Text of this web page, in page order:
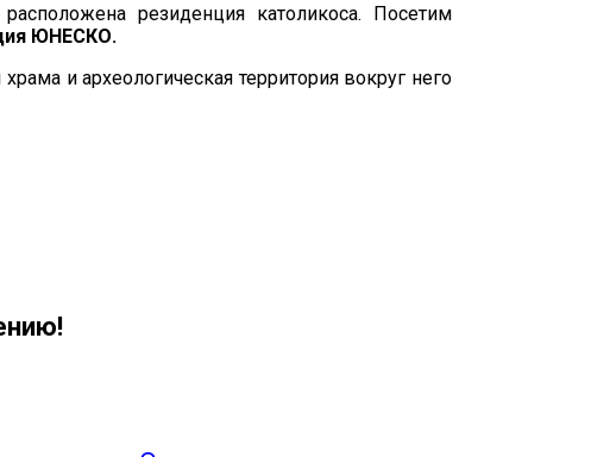
резиденция католикоса. Посетим
ЮНЕСКО.
и археологическая территория вокруг него